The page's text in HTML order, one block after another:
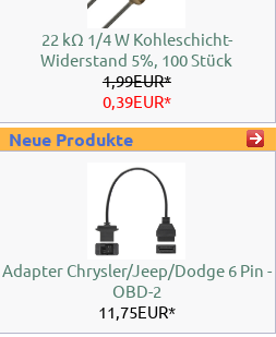
22 kΩ 1/4 W Kohleschicht-
Widerstand 5%, 100 Stück
1,99EUR*
0,39EUR*
Neue Produkte
Adapter Chrysler/Jeep/Dodge 6 Pin -
OBD-2
11,75EUR*